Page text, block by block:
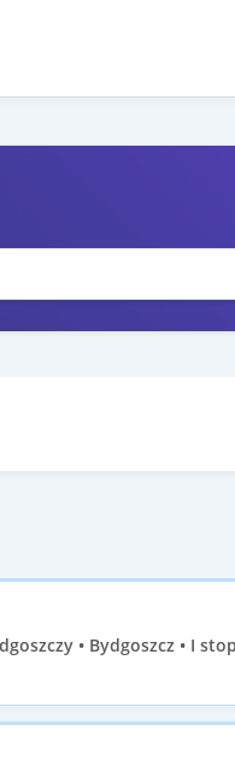
• Bydgoszcz • I